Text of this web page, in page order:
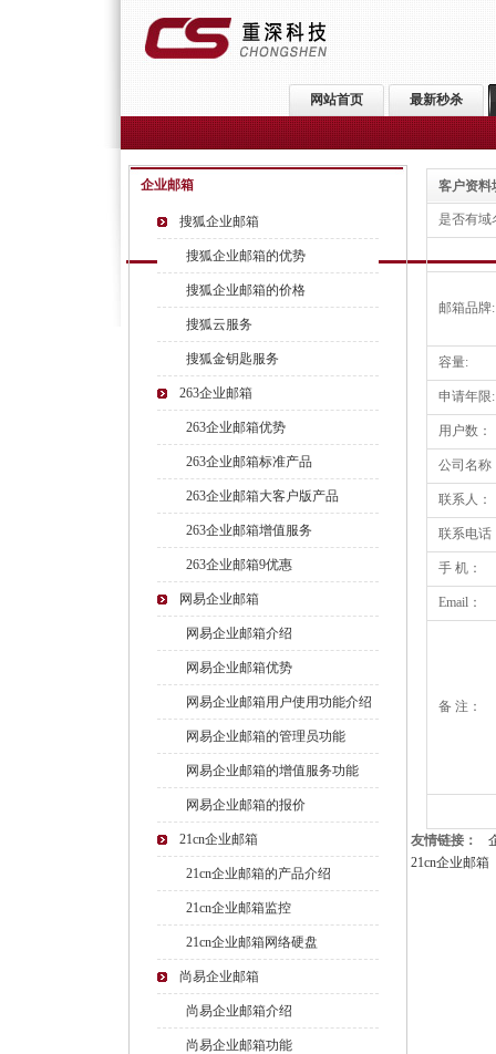
网站首页 最新秒杀
企业邮箱
搜狐企业邮箱
搜狐企业邮箱的优势
搜狐企业邮箱的价格
搜狐云服务
搜狐金钥匙服务
263企业邮箱
263企业邮箱优势
263企业邮箱标准产品
263企业邮箱大客户版产品
263企业邮箱增值服务
263企业邮箱9优惠
网易企业邮箱
网易企业邮箱介绍
网易企业邮箱优势
网易企业邮箱用户使用功能介绍
网易企业邮箱的管理员功能
网易企业邮箱的增值服务功能
网易企业邮箱的报价
21cn企业邮箱
21cn企业邮箱的产品介绍
21cn企业邮箱监控
21cn企业邮箱网络硬盘
尚易企业邮箱
尚易企业邮箱介绍
尚易企业邮箱功能
客户资料
是否有域
邮箱品牌:
容量:
申请年限:
用户数：
公司名称
联系人：
联系电话
手 机：
Email：
备 注：
友情链接：
21cn企业邮箱